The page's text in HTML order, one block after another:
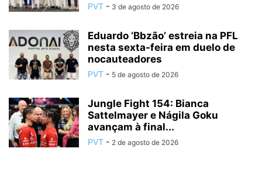
PVT - 3 de agosto de 2026
Eduardo ‘Bbzão’ estreia na PFL
nesta sexta-feira em duelo de
nocauteadores
PVT - 5 de agosto de 2026
Jungle Fight 154: Bianca
Sattelmayer e Nágila Goku
avançam à final...
PVT - 2 de agosto de 2026